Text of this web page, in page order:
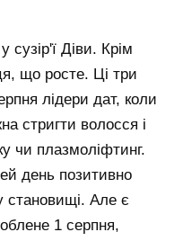
сузір'ї Діви. Крім
що росте. Ці три
лідери дат, коли
стригти волосся і
чи плазмоліфтинг.
день позитивно
становищі. Але є
1 серпня,